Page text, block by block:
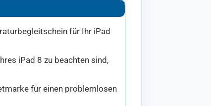
für Ihr iPad
iPad 8 zu beachten sind,
für einen problemlosen